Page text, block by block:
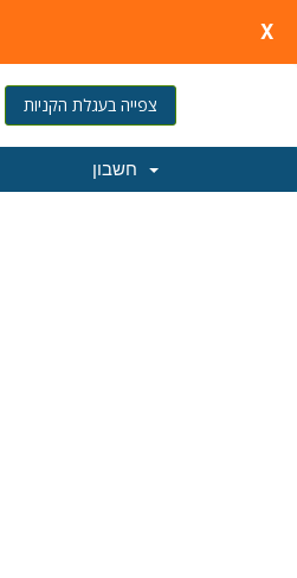
X
צפייה בעגלת הקניות